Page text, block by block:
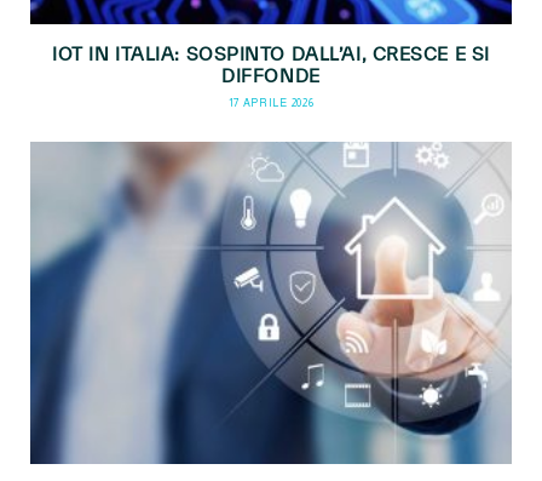
IOT IN ITALIA: SOSPINTO DALL’AI, CRESCE E SI
DIFFONDE
17 APRILE 2026